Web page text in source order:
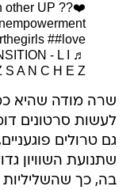
other UP ??❤️
##love
- L I
S A N C H E Z
שרה מודה שהיא
לעשות סרטונים
גם טרולים
שתנועת השוויון
בה, כך